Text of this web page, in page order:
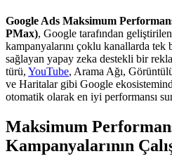
Google Ads Maksimum
PMax), Google tarafından
kampanyalarını çoklu kanallarda
sağlayan yapay zeka destekli bir
türü, YouTube, Arama Ağı,
ve Haritalar gibi Google
otomatik olarak en iyi performansı
Maksimum
Kampanyalarının